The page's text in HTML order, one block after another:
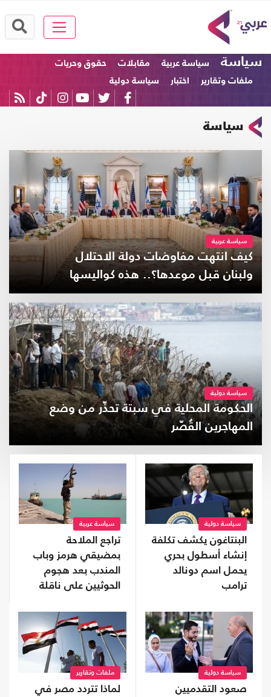
سياسة سياسة عربية مقابلات
حقوق وحريات
ملفات وتقارير
اختبار سياسة دولية
سياسة
سياسة عربية
كيف انتهت مفاوضات دولة الاحتلال
ولبنان قبل موعدها؟.. هذه كواليسها
سياسة دولية
الحكومة المحلية في سبتة تحذّر من وضع
المهاجرين القُصّر
سياسة دولية
البنتاغون يكشف تكلفة
إنشاء أسطول بحري
يحمل اسم دونالد
ترامب
سياسة عربية
تراجع الملاحة
بمضيقي هرمز وباب
المندب بعد هجوم
الحوثيين على ناقلة
سياسة دولية
صعود التقدميين
ملفات وتقارير
لماذا تتردد مصر في